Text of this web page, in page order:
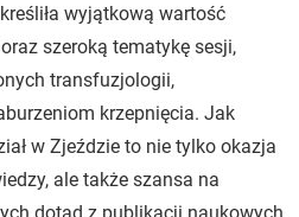
wyjątkową wartość
szeroką tematykę sesji,
transfuzjologii,
krzepnięcia. Jak
w Zjeździe to nie tylko okazja
ale także szansa na